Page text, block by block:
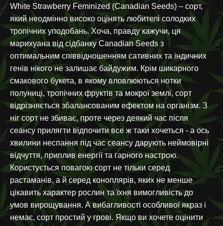
White Strawberry Feminized (Canadian Seeds) – сорт,
який неодмінно високо оцінять любителі солодких
тропічних уподобань. Хоча, правду кажучи, ця
марихуана від сідбанку Canadian Seeds з
оптимальним співвідношенням сативних та індичних
генів нікого не залишає байдужим. Крім шикарного
смакового букета, в якому вловлюються нотки
полуниці, тропічних фруктів та мокрої землі, сорт
відрізняється збалансованим ефектом на організм. З
ніг сорт не збиває, проте через деякий час після
сеансу прилягти відпочити все ж таки хочеться - а ось
хвилини неспання під час сеансу дарують неймовірні
відчуття, приплив енергії та гарного настрою.
Користується повагою сорт не тільки серед
растаманів, а й серед коноплярів, яких не менше
цікавить характер рослин та їхня вимогливість до
умов вирощування. А вибагливості особливої якраз і
немає, сорт простий у грові. Якщо ви хочете оцінити